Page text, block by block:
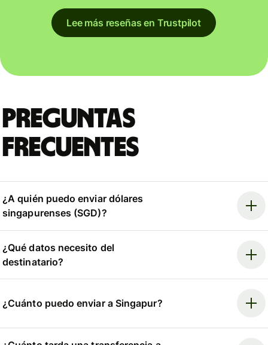
Lee más reseñas en Trustpilot
Preguntas
frecuentes
¿A quién puedo enviar dólares
singapurenses (SGD)?
¿Qué datos necesito del
destinatario?
¿Cuánto puedo enviar a Singapur?